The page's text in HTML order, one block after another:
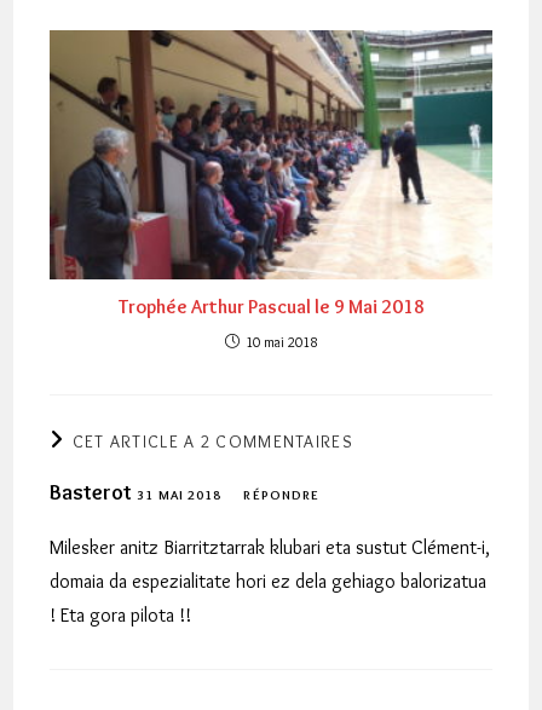
Trophée Arthur Pascual le 9 Mai 2018
10 mai 2018
CET ARTICLE A 2 COMMENTAIRES
Basterot31 MAI 2018 RÉPONDRE
Milesker anitz Biarritztarrak klubari eta sustut Clément-i,
domaia da espezialitate hori ez dela gehiago balorizatua
! Eta gora pilota !!